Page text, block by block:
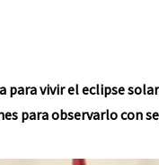
para vivir el eclipse
para observarlo con